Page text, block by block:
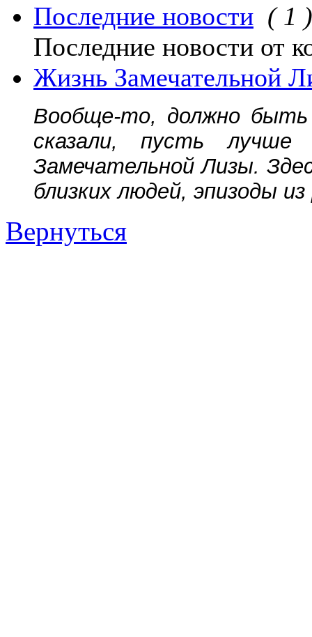
Последние новости ( 1 )
Последние новости от
Жизнь Замечательной
Вообще-то, должно быть
сказали, пусть
Замечательной Лизы.
близких людей, эпизоды
Вернуться